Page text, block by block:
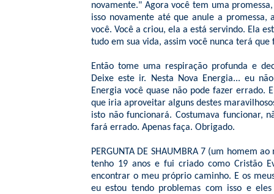
novamente." Agora você tem uma
isso novamente até que anule a
você. Você a criou, ela a está servindo. Ela
tudo em sua vida, assim você nunca terá
Então tome uma respiração profunda e
Deixe este ir. Nesta Nova Energia... eu
Energia você quase não pode fazer errado.
que iria aproveitar alguns destes
isto não funcionará. Costumava funcionar,
fará errado. Apenas faça. Obrigado.
PERGUNTA DE SHAUMBRA 7 (um homem
tenho 19 anos e fui criado como Cristão
encontrar o meu próprio caminho. E os
eu estou tendo problemas com isso e